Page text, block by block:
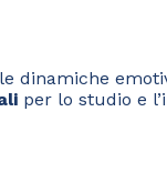
le dinamiche
per lo studio e